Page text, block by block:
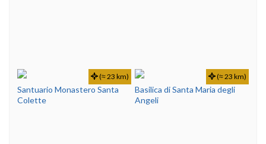
Santuario Monastero Santa
Colette
(≈ 23 km)
Basilica di Santa Maria degli
Angeli
(≈ 23 km)